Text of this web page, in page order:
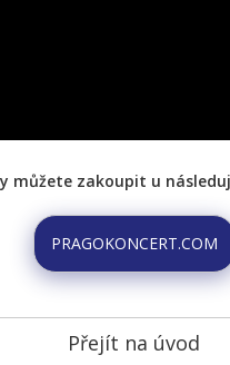
můžete zakoupit u
PRAGOKONCERT.COM
Přejít na úvod